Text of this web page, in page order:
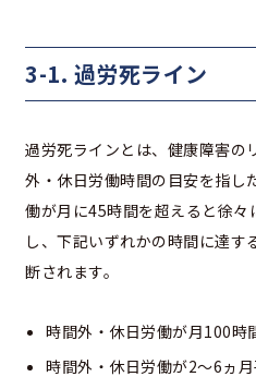
3-1. 過労死ライン
過労死ラインとは、健康障害の
外・休日労働時間の目安を指し
働が月に45時間を超えると徐
し、下記いずれかの時間に達す
断されます。
時間外・休日労働が月100時
時間外・休日労働が2〜6ヵ